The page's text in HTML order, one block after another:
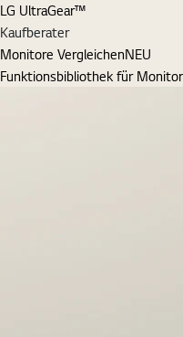
LG UltraGear™
Kaufberater
Monitore VergleichenNEU
Funktionsbibliothek für